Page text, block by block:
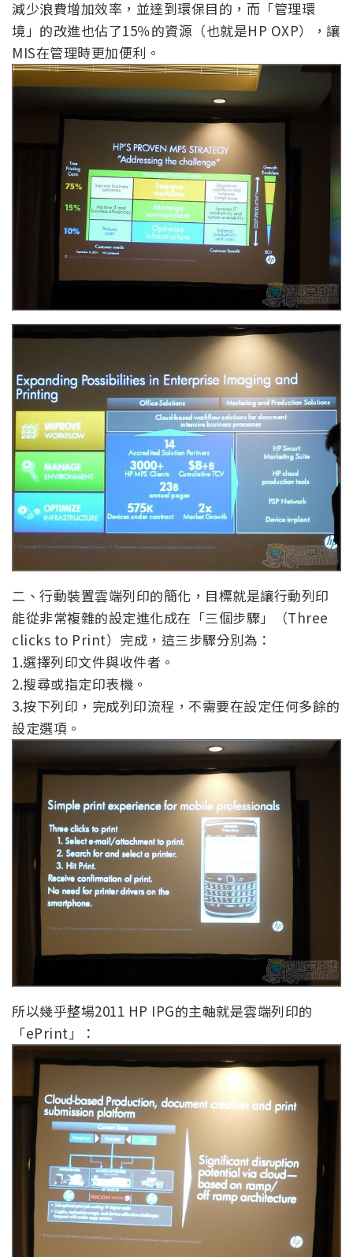
減少浪費增加效率，並達到環保目的，而「管理環
境」的改進也佔了15％的資源（也就是HP OXP），讓
MIS在管理時更加便利。
二、行動裝置雲端列印的簡化，目標就是讓行動列印
能從非常複雜的設定進化成在「三個步驟」（Three
clicks to Print）完成，這三步驟分別為：
1.選擇列印文件與收件者。
2.搜尋或指定印表機。
3.按下列印，完成列印流程，不需要在設定任何多餘的
設定選項。
所以幾乎整場2011 HP IPG的主軸就是雲端列印的
「ePrint」：